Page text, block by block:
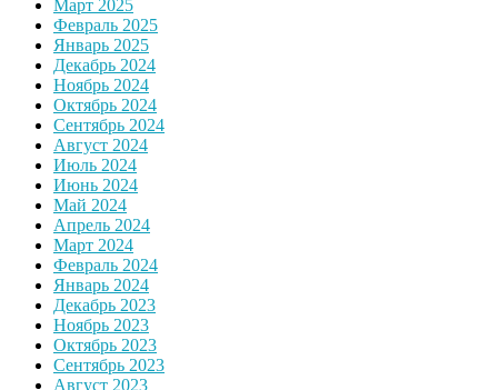
Март 2025
Февраль 2025
Январь 2025
Декабрь 2024
Ноябрь 2024
Октябрь 2024
Сентябрь 2024
Август 2024
Июль 2024
Июнь 2024
Май 2024
Апрель 2024
Март 2024
Февраль 2024
Январь 2024
Декабрь 2023
Ноябрь 2023
Октябрь 2023
Сентябрь 2023
Август 2023